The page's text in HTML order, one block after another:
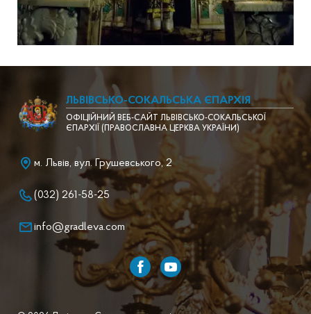
ЛЬВІВСЬКО-СОКАЛЬСЬКА ЄПАРХІЯ
ОФІЦІЙНИЙ ВЕБ-САЙТ ЛЬВІВСЬКО-СОКАЛЬСЬКОЇ
ЄПАРХІЇ (ПРАВОСЛАВНА ЦЕРКВА УКРАЇНИ)
м. Львів, вул. Грушевського, 2
(032) 261-58-25
info@gradleva.com